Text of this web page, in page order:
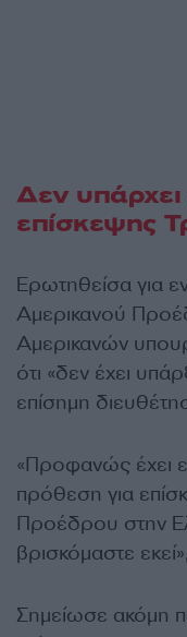
Δεν υπάρχει
επίσκεψης
Ερωτηθείσα για
Αμερικανού
Αμερικανών
ότι «δεν έχει
επίσημη
«Προφανώς έχει
πρόθεση για
Προέδρου στην
βρισκόμαστε
Σημείωσε ακόμη